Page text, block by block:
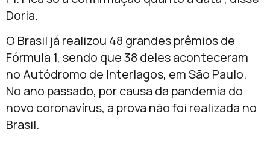
Doria.
O Brasil já realizou 48 grandes prêmios de
Fórmula 1, sendo que 38 deles aconteceram
no Autódromo de Interlagos, em São Paulo.
No ano passado, por causa da pandemia do
novo coronavírus, a prova não foi realizada no
Brasil.